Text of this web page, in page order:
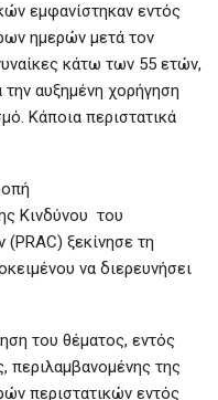
εμφανίστηκαν εντός
ημερών μετά τον
κάτω των 55 ετών,
αυξημένη χορήγηση
Κάποια περιστατικά
Κινδύνου του
ξεκίνησε τη
να διερευνήσει
του θέματος, εντός
περιλαμβανομένης της
περιστατικών εντός